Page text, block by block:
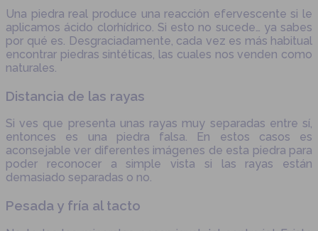
Una piedra real produce una reacción efervescente si le
aplicamos ácido clorhídrico. Si esto no sucede… ya sabes
por qué es. Desgraciadamente, cada vez es más habitual
encontrar piedras sintéticas, las cuales nos venden como
naturales.
Distancia de las rayas
Si ves que presenta unas rayas muy separadas entre sí,
entonces es una piedra falsa. En estos casos es
aconsejable ver diferentes imágenes de esta piedra para
poder reconocer a simple vista si las rayas están
demasiado separadas o no.
Pesada y fría al tacto